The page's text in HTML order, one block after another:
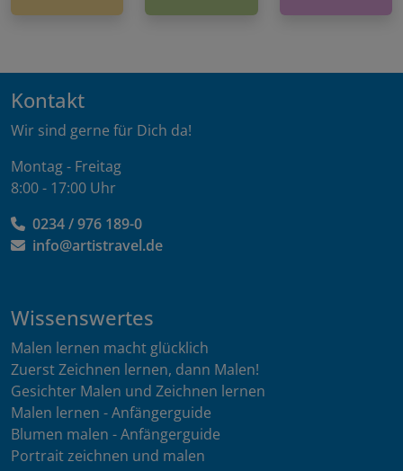
Kontakt
Wir sind gerne für Dich da!
Montag - Freitag
8:00 - 17:00 Uhr
0234 / 976 189-0
info@artistravel.de
Wissenswertes
Malen lernen macht glücklich
Zuerst Zeichnen lernen, dann Malen!
Gesichter Malen und Zeichnen lernen
Malen lernen - Anfängerguide
Blumen malen - Anfängerguide
Portrait zeichnen und malen